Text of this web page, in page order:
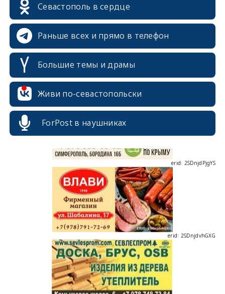
Севастополь в сердце
Раньше всех и прямо в телефон
Большие темы и драмы
Живи по-севастопольски
ForPost в наушниках
erid: 2SDnjcrDNw6
erid: 2SDnjdPjgYS
erid: 2SDnjdvhGXG